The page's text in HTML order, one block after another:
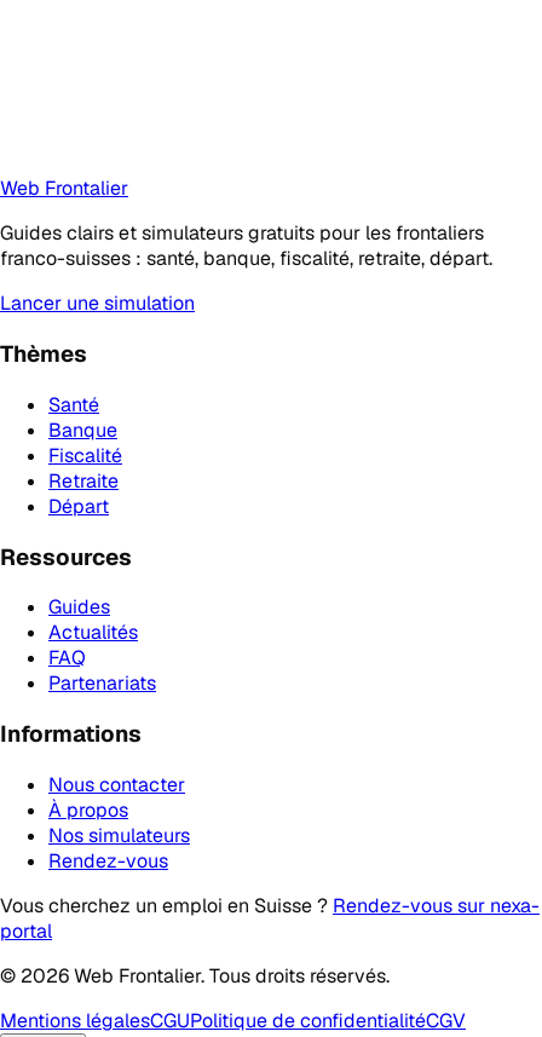
Web Frontalier
Guides clairs et simulateurs gratuits pour les frontaliers
franco-suisses : santé, banque, fiscalité, retraite, départ.
Lancer une simulation
Thèmes
Santé
Banque
Fiscalité
Retraite
Départ
Ressources
Guides
Actualités
FAQ
Partenariats
Informations
Nous contacter
À propos
Nos simulateurs
Rendez-vous
Vous cherchez un emploi en Suisse ? Rendez-vous sur nexa-
portal
© 2026 Web Frontalier. Tous droits réservés.
Mentions légalesCGUPolitique de confidentialitéCGV